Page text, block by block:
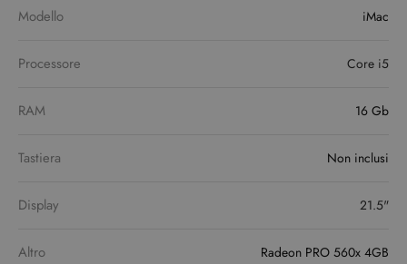
Modello iMac
Processore Core i5
RAM 16 Gb
Tastiera Non inclusi
Display 21.5"
Altro Radeon PRO 560x 4GB